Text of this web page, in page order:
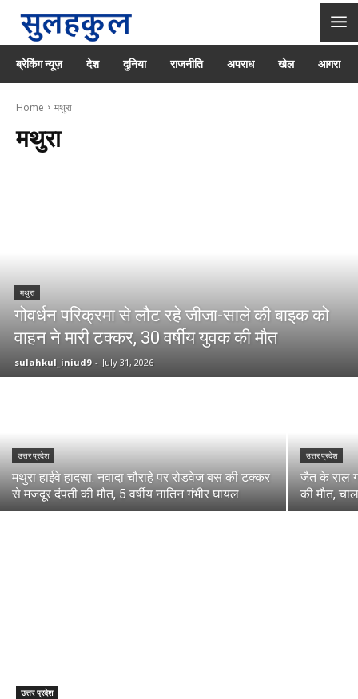
ब्रेकिंग न्यूज़ देश दुनिया राजनीति अपराध खेल आगरा
Home मथुरा
मथुरा
मथुरा
गोवर्धन परिक्रमा से लौट रहे जीजा-साले की बाइक को
वाहन ने मारी टक्कर, 30 वर्षीय युवक की मौत
sulahkul_iniud9 - July 31, 2026
उत्तर प्रदेश
मथुरा हाईवे हादसा: नवादा चौराहे पर रोडवेज बस की टक्कर
से मजदूर दंपती की मौत, 5 वर्षीय नातिन गंभीर घायल
उत्तर प्रदेश
जैत के राल
की मौत,
उत्तर प्रदेश